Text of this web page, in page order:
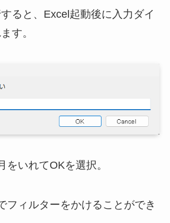
ると、Excel起動後に入力ダイ
す。
をいれてOKを選択。
フィルターをかけることができ